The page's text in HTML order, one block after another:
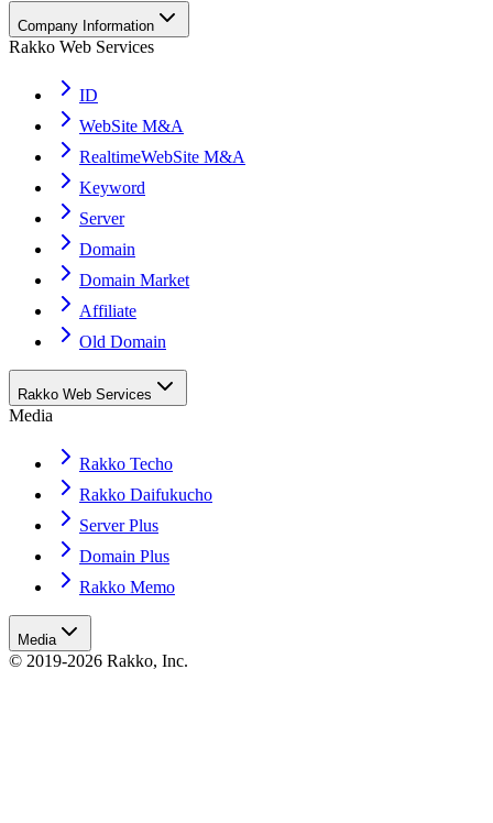
Company Information
Rakko Web Services
ID
WebSite M&A
RealtimeWebSite M&A
Keyword
Server
Domain
Domain Market
Affiliate
Old Domain
Rakko Web Services
Media
Rakko Techo
Rakko Daifukucho
Server Plus
Domain Plus
Rakko Memo
Media
© 2019-2026 Rakko, Inc.